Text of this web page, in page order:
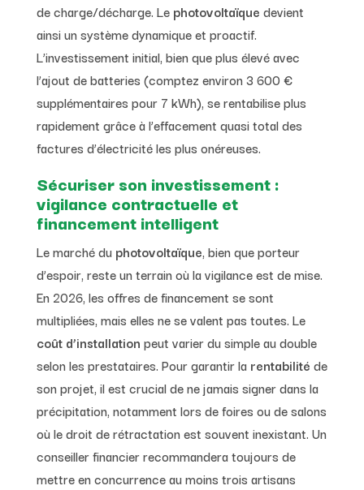
de charge/décharge. Le photovoltaïque devient
ainsi un système dynamique et proactif.
L’investissement initial, bien que plus élevé avec
l’ajout de batteries (comptez environ 3 600 €
supplémentaires pour 7 kWh), se rentabilise plus
rapidement grâce à l’effacement quasi total des
factures d’électricité les plus onéreuses.
Sécuriser son investissement :
vigilance contractuelle et
financement intelligent
Le marché du photovoltaïque, bien que porteur
d’espoir, reste un terrain où la vigilance est de mise.
En 2026, les offres de financement se sont
multipliées, mais elles ne se valent pas toutes. Le
coût d’installation peut varier du simple au double
selon les prestataires. Pour garantir la rentabilité de
son projet, il est crucial de ne jamais signer dans la
précipitation, notamment lors de foires ou de salons
où le droit de rétractation est souvent inexistant. Un
conseiller financier recommandera toujours de
mettre en concurrence au moins trois artisans